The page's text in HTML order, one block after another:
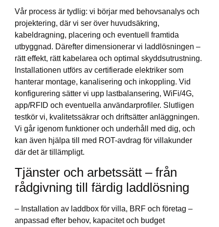
Vår process är tydlig: vi börjar med behovsanalys och
projektering, där vi ser över huvudsäkring,
kabeldragning, placering och eventuell framtida
utbyggnad. Därefter dimensionerar vi laddlösningen –
rätt effekt, rätt kabelarea och optimal skyddsutrustning.
Installationen utförs av certifierade elektriker som
hanterar montage, kanalisering och inkoppling. Vid
konfigurering sätter vi upp lastbalansering, WiFi/4G,
app/RFID och eventuella användarprofiler. Slutligen
testkör vi, kvalitetssäkrar och driftsätter anläggningen.
Vi går igenom funktioner och underhåll med dig, och
kan även hjälpa till med ROT-avdrag för villakunder
där det är tillämpligt.
Tjänster och arbetssätt – från
rådgivning till färdig laddlösning
– Installation av laddbox för villa, BRF och företag –
anpassad efter behov, kapacitet och budget